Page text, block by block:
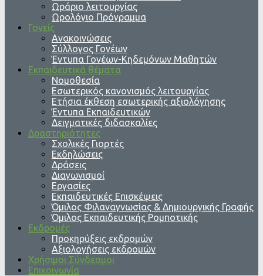
Ωράριο λειτουργίας
Ωρολόγιο Πρόγραμμα
Γονείς
Ανακοινώσεις
Σύλλογος Γονέων
Έντυπα Γονέων-Κηδεμόνων Μαθητών
Εκπαιδευτικά θέματα
Νομοθεσία
Εσωτερικός κανονισμός λειτουργίας
Ετήσια έκθεση εσωτερικής αξιολόγησης
Έντυπα Εκπαιδευτικών
Δειγματικές διδασκαλίες
Δραστηριότητες
Σχολικές Γιορτές
Εκδηλώσεις
Δράσεις
Διαγωνισμοί
Εργασίες
Εκπαιδευτικές Επισκέψεις
Όμιλος Φιλαναγνωσίας & Δημιουργικής Γραφής
Όμιλος Εκπαιδευτικής Ρομποτικής
Εκδρομές
Προκηρύξεις εκδρομών
Αξιολογήσεις εκδρομών
Χρήσιμοι Σύνδεσμοι
Επικοινωνία